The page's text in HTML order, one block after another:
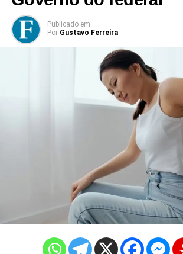
Publicado em
Por Gustavo Ferreira